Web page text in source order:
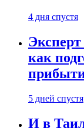
4 дня спустя
как
5 дней спустя
И в